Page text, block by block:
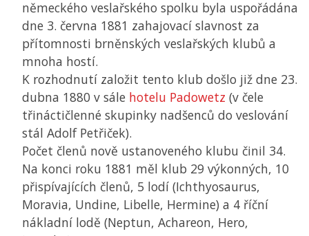
německého veslařského spolku byla uspořádána
dne 3. června 1881 zahajovací slavnost za
přítomnosti brněnských veslařských klubů a
mnoha hostí.
K rozhodnutí založit tento klub došlo již dne 23.
dubna 1880 v sále hotelu Padowetz (v čele
třináctičlenné skupinky nadšenců do veslování
stál Adolf Petřiček).
Počet členů nově ustanoveného klubu činil 34.
Na konci roku 1881 měl klub 29 výkonných, 10
přispívajících členů, 5 lodí (Ichthyosaurus,
Moravia, Undine, Libelle, Hermine) a 4 říční
nákladní lodě (Neptun, Achareon, Hero,